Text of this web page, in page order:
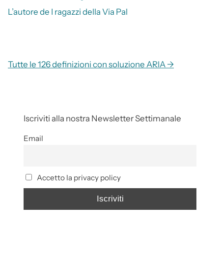
L’autore de I ragazzi della Via Pal
Tutte le 126 definizioni con soluzione ARIA →
Iscriviti alla nostra Newsletter Settimanale
Email
Accetto la privacy policy